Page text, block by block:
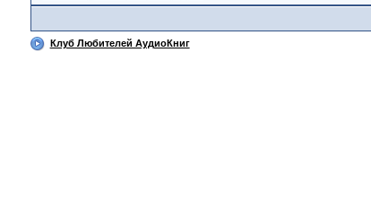
Клуб Любителей АудиоКниг